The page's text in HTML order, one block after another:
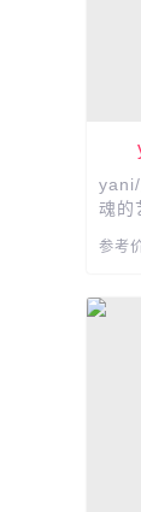
魂的
和人
参考